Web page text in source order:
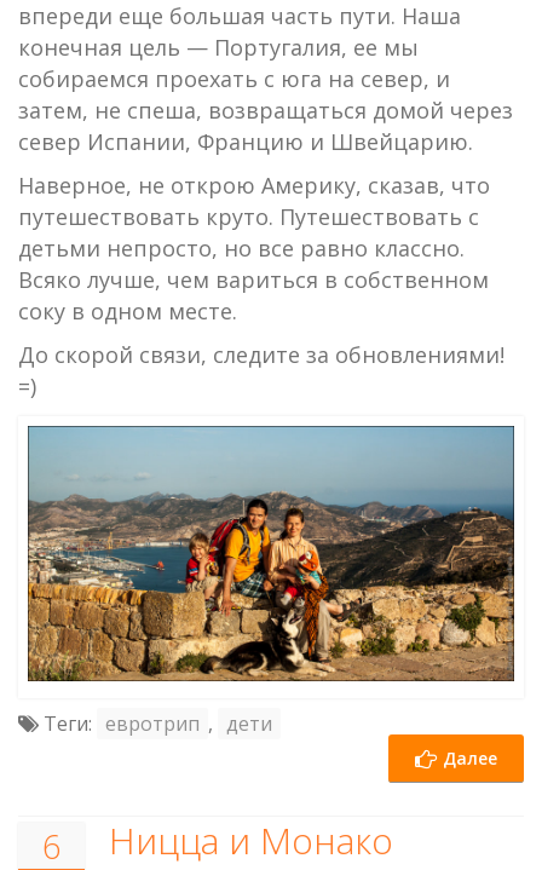
впереди еще большая часть пути. Наша
конечная цель — Португалия, ее мы
собираемся проехать с юга на север, и
затем, не спеша, возвращаться домой через
север Испании, Францию и Швейцарию.
Наверное, не открою Америку, сказав, что
путешествовать круто. Путешествовать с
детьми непросто, но все равно классно.
Всяко лучше, чем вариться в собственном
соку в одном месте.
До скорой связи, следите за обновлениями!
=)
Теги: евротрип , дети
Далее
6 Ницца и Монако